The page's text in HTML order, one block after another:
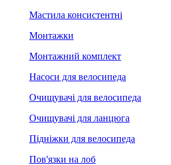
Мастила консистентні
Монтажки
Монтажний комплект
Насоси для велосипеда
Очищувачі для велосипеда
Очищувачі для ланцюга
Підніжки для велосипеда
Пов'язки на лоб